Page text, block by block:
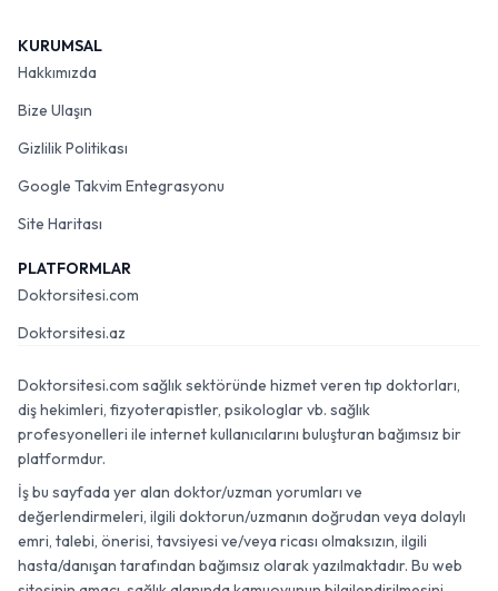
KURUMSAL
Hakkımızda
Bize Ulaşın
Gizlilik Politikası
Google Takvim Entegrasyonu
Site Haritası
PLATFORMLAR
Doktorsitesi.com
Doktorsitesi.az
Doktorsitesi.com sağlık sektöründe hizmet veren tıp doktorları,
diş hekimleri, fizyoterapistler, psikologlar vb. sağlık
profesyonelleri ile internet kullanıcılarını buluşturan bağımsız bir
platformdur.
İş bu sayfada yer alan doktor/uzman yorumları ve
değerlendirmeleri, ilgili doktorun/uzmanın doğrudan veya dolaylı
emri, talebi, önerisi, tavsiyesi ve/veya ricası olmaksızın, ilgili
hasta/danışan tarafından bağımsız olarak yazılmaktadır. Bu web